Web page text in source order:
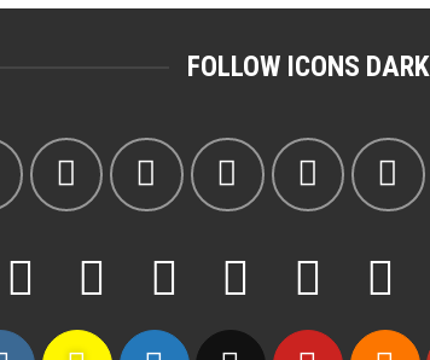
FOLLOW ICONS DARK